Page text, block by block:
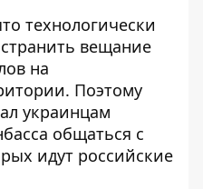
технологически
вещание
на
Поэтому
украинцам
общаться с
идут российские